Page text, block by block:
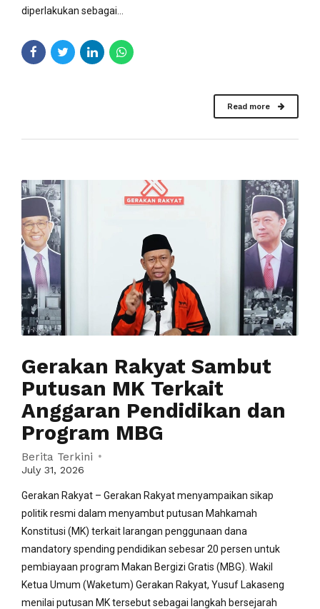
diperlakukan sebagai...
Read more
Gerakan Rakyat Sambut
Putusan MK Terkait
Anggaran Pendidikan dan
Program MBG
Berita Terkini
July 31, 2026
Gerakan Rakyat – Gerakan Rakyat menyampaikan sikap
politik resmi dalam menyambut putusan Mahkamah
Konstitusi (MK) terkait larangan penggunaan dana
mandatory spending pendidikan sebesar 20 persen untuk
pembiayaan program Makan Bergizi Gratis (MBG). Wakil
Ketua Umum (Waketum) Gerakan Rakyat, Yusuf Lakaseng
menilai putusan MK tersebut sebagai langkah bersejarah